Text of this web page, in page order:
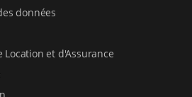
données
et d'Assurance